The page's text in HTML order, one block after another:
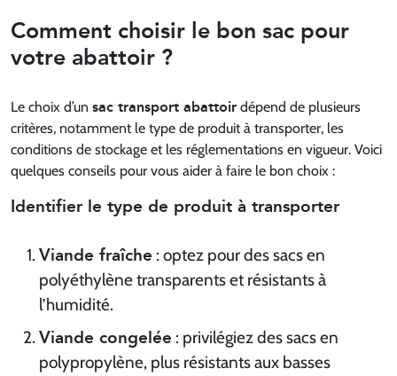
Comment choisir le bon sac pour
votre abattoir ?
Le choix d’un sac transport abattoir dépend de plusieurs
critères, notamment le type de produit à transporter, les
conditions de stockage et les réglementations en vigueur. Voici
quelques conseils pour vous aider à faire le bon choix :
Identifier le type de produit à transporter
Viande fraîche : optez pour des sacs en
polyéthylène transparents et résistants à
l’humidité.
Viande congelée : privilégiez des sacs en
polypropylène, plus résistants aux basses